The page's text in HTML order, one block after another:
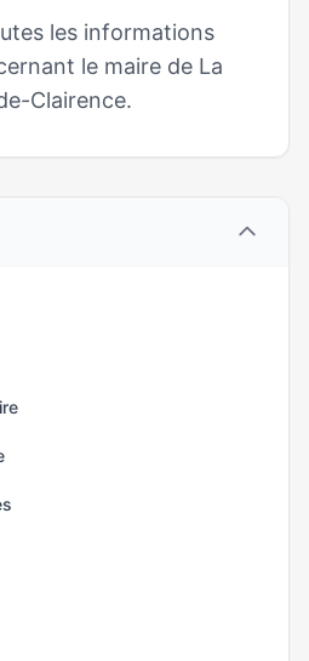
les informations
le maire de La
Clairence.